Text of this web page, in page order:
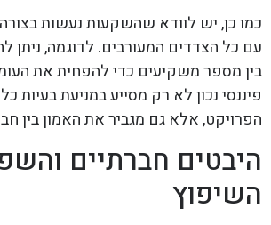
כמו כן, יש לוודא שהשקעות נעשות
עם כל הצדדים המעורבים. לדוגמה,
בין מספר משקיעים כדי להפחית את
פיננסי נכון לא רק מסייע במניעת בעיות
הפרויקט, אלא גם מגביר את האמון בין
היבטים חברתיים
השיפוץ